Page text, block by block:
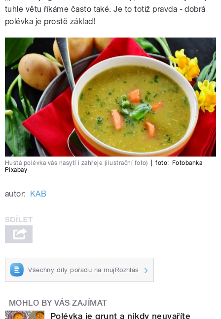
tuhle větu říkáme často také. Je to totiž pravda - dobrá
polévka je prostě základ!
Hustá polévka vás nasytí i zahřeje (ilustrační foto) foto: Fotobanka
Pixabay
autor: KAB
Všechny díly pořadu na mujRozhlas
MOHLO BY VÁS ZAJÍMAT
Polévka je grunt a nikdy neuvaříte